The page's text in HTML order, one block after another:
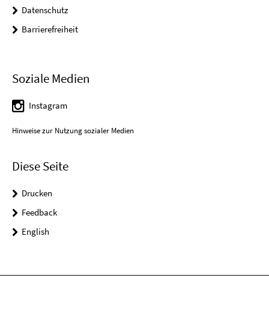
Datenschutz
Barrierefreiheit
Soziale Medien
Instagram
Hinweise zur Nutzung sozialer Medien
Diese Seite
Drucken
Feedback
English